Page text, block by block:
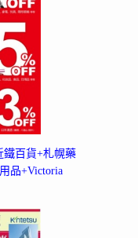
鐵百貨+札幌藥
品+Victoria